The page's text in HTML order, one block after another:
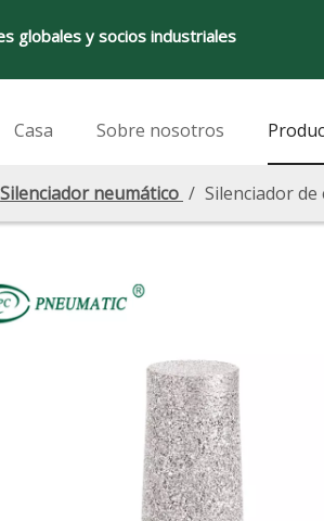
globales y socios industriales
Casa Sobre nosotros
Silenciador neumático / Silenciador